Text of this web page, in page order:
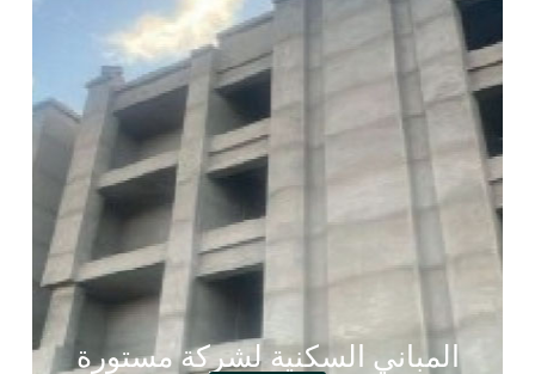
المباني السكنية لشركة مستورة